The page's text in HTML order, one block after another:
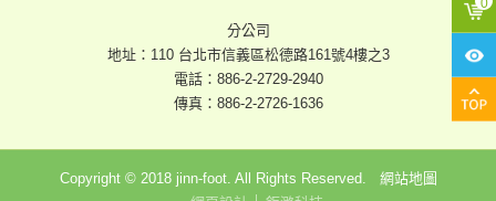
分公司
地址：110 台北市信義區松德路161號4樓之3
電話： 886-2-2729-2940
傳真：886-2-2726-1636
Copyright © 2018 jinn-foot. All Rights Reserved. 網站地圖